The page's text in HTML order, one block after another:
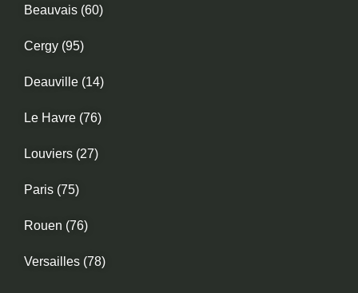
Beauvais (60)
Cergy (95)
Deauville (14)
Le Havre (76)
Louviers (27)
Paris (75)
Rouen (76)
Versailles (78)